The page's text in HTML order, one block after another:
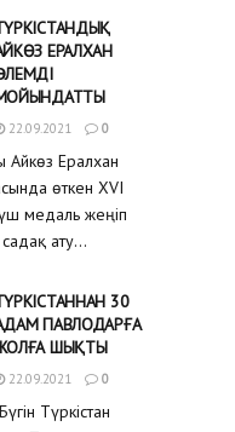
ЕРАЛХАН
22.09.2021 0
Айкөз Ералхан
өткен XVI
медаль жеңіп
ату...
30
ПАВЛОДАРҒА
ШЫҚТЫ
22.09.2021 0
Бүгін Түркістан